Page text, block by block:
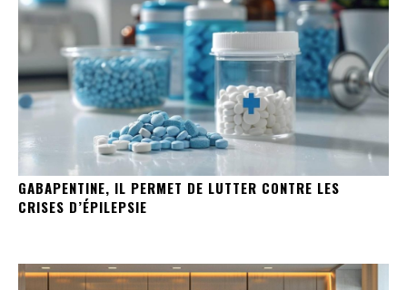
GABAPENTINE, IL PERMET DE LUTTER CONTRE LES
CRISES D’ÉPILEPSIE